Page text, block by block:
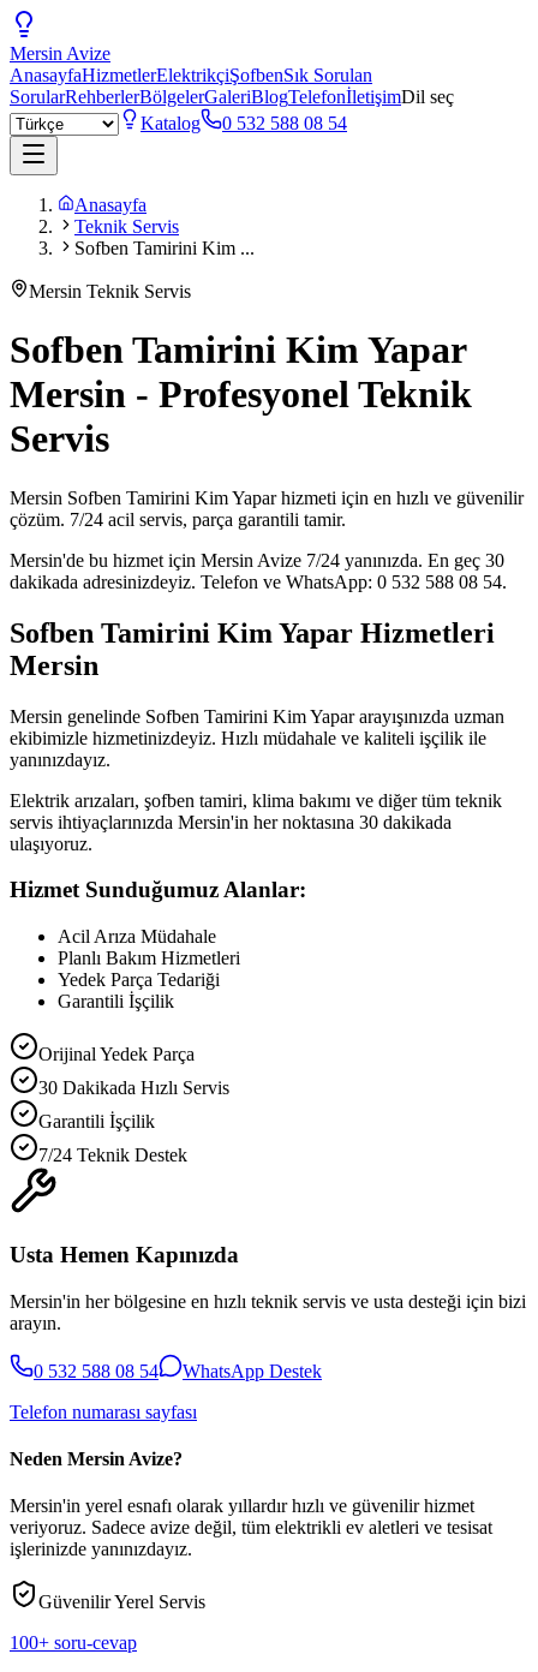
Mersin Avize
AnasayfaHizmetlerElektrikçiŞofbenSık Sorulan
SorularRehberlerBölgelerGaleriBlogTelefonİletişimDil seç
Katalog
0 532 588 08 54
Anasayfa
Teknik Servis
Sofben Tamirini Kim ...
Mersin Teknik Servis
Sofben Tamirini Kim Yapar
Mersin - Profesyonel Teknik
Servis
Mersin Sofben Tamirini Kim Yapar hizmeti için en hızlı ve güvenilir
çözüm. 7/24 acil servis, parça garantili tamir.
Mersin'de bu hizmet için Mersin Avize 7/24 yanınızda. En geç 30
dakikada adresinizdeyiz. Telefon ve WhatsApp: 0 532 588 08 54.
Sofben Tamirini Kim Yapar Hizmetleri
Mersin
Mersin genelinde Sofben Tamirini Kim Yapar arayışınızda uzman
ekibimizle hizmetinizdeyiz. Hızlı müdahale ve kaliteli işçilik ile
yanınızdayız.
Elektrik arızaları, şofben tamiri, klima bakımı ve diğer tüm teknik
servis ihtiyaçlarınızda Mersin'in her noktasına 30 dakikada
ulaşıyoruz.
Hizmet Sunduğumuz Alanlar:
Acil Arıza Müdahale
Planlı Bakım Hizmetleri
Yedek Parça Tedariği
Garantili İşçilik
Orijinal Yedek Parça
30 Dakikada Hızlı Servis
Garantili İşçilik
7/24 Teknik Destek
Usta Hemen Kapınızda
Mersin'in her bölgesine en hızlı teknik servis ve usta desteği için bizi
arayın.
0 532 588 08 54
WhatsApp Destek
Telefon numarası sayfası
Neden Mersin Avize?
Mersin'in yerel esnafı olarak yıllardır hızlı ve güvenilir hizmet
veriyoruz. Sadece avize değil, tüm elektrikli ev aletleri ve tesisat
işlerinizde yanınızdayız.
Güvenilir Yerel Servis
100+ soru-cevap